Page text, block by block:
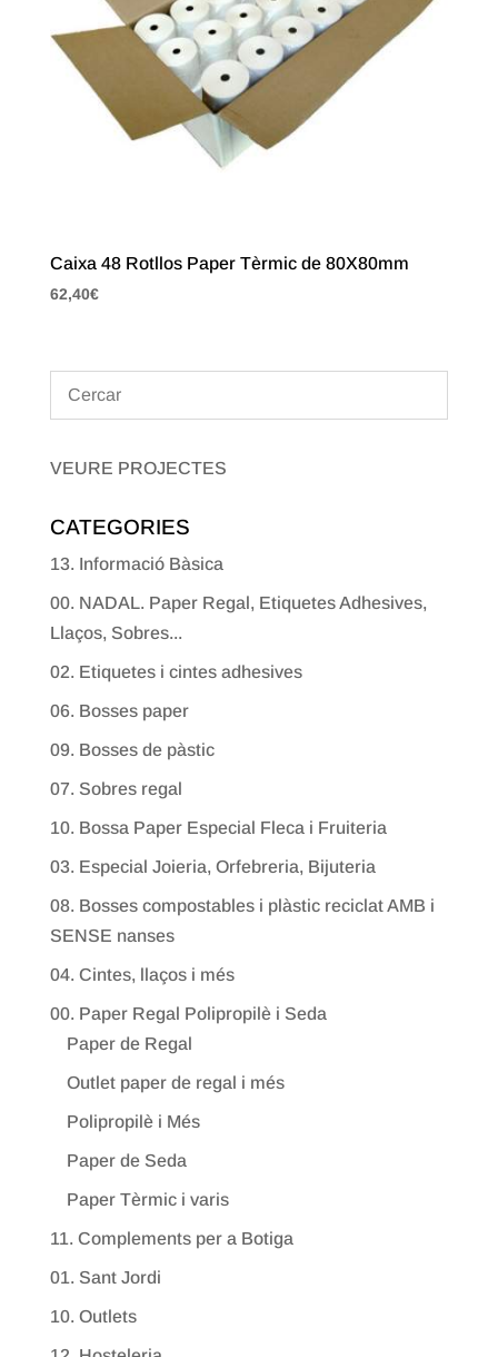
Caixa 48 Rotllos Paper Tèrmic de 80X80mm
62,40€
VEURE PROJECTES
CATEGORIES
13. Informació Bàsica
00. NADAL. Paper Regal, Etiquetes Adhesives,
Llaços, Sobres...
02. Etiquetes i cintes adhesives
06. Bosses paper
09. Bosses de pàstic
07. Sobres regal
10. Bossa Paper Especial Fleca i Fruiteria
03. Especial Joieria, Orfebreria, Bijuteria
08. Bosses compostables i plàstic reciclat AMB i
SENSE nanses
04. Cintes, llaços i més
00. Paper Regal Polipropilè i Seda
Paper de Regal
Outlet paper de regal i més
Polipropilè i Més
Paper de Seda
Paper Tèrmic i varis
11. Complements per a Botiga
01. Sant Jordi
10. Outlets